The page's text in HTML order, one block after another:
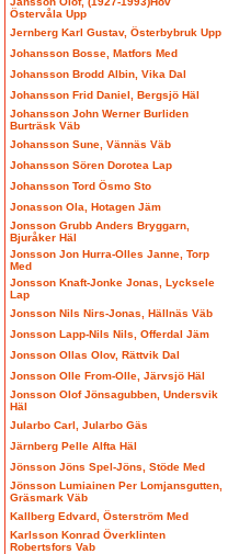
Östervåla Upp
Jernberg Karl Gustav, Österbybruk Upp
Johansson Bosse, Matfors Med
Johansson Brodd Albin, Vika Dal
Johansson Frid Daniel, Bergsjö Häl
Johansson John Werner Burliden
Burträsk Väb
Johansson Sune, Vännäs Väb
Johansson Sören Dorotea Lap
Johansson Tord Ösmo Sto
Jonasson Ola, Hotagen Jäm
Jonsson Grubb Anders Bryggarn,
Bjuråker Häl
Jonsson Jon Hurra-Olles Janne, Torp
Med
Jonsson Knaft-Jonke Jonas, Lycksele
Lap
Jonsson Nils Nirs-Jonas, Hällnäs Väb
Jonsson Lapp-Nils Nils, Offerdal Jäm
Jonsson Ollas Olov, Rättvik Dal
Jonsson Olle From-Olle, Järvsjö Häl
Jonsson Olof Jönsagubben, Undersvik
Häl
Jularbo Carl, Jularbo Gäs
Järnberg Pelle Alfta Häl
Jönsson Jöns Spel-Jöns, Stöde Med
Jönsson Lumiainen Per Lomjansgutten,
Gräsmark Väb
Kallberg Edvard, Österström Med
Karlsson Konrad Överklinten
Robertsfors Vab